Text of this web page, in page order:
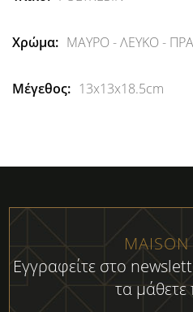
ΜΑΥΡΟ - ΛΕΥΚΟ -
13x13x18.5cm
Εγγραφείτε στο
τα μάθετε